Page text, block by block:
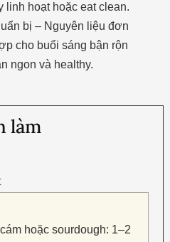
linh hoạt hoặc eat clean.
bị – Nguyên liệu đơn
cho buổi sáng bận rộn
ngon và healthy.
làm
hoặc sourdough: 1–2